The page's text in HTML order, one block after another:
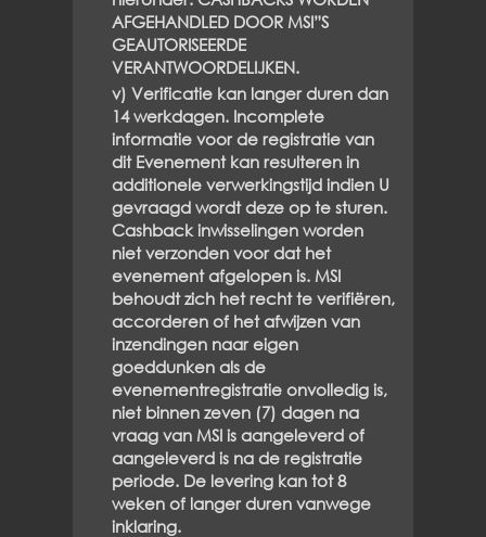
AFGEHANDLED DOOR MSI”S
GEAUTORISEERDE
VERANTWOORDELIJKEN.
v) Verificatie kan langer duren dan
14 werkdagen. Incomplete
informatie voor de registratie van
dit Evenement kan resulteren in
additionele verwerkingstijd indien U
gevraagd wordt deze op te sturen.
Cashback inwisselingen worden
niet verzonden voor dat het
evenement afgelopen is. MSI
behoudt zich het recht te verifiëren,
accorderen of het afwijzen van
inzendingen naar eigen
goeddunken als de
evenementregistratie onvolledig is,
niet binnen zeven (7) dagen na
vraag van MSI is aangeleverd of
aangeleverd is na de registratie
periode. De levering kan tot 8
weken of langer duren vanwege
inklaring.